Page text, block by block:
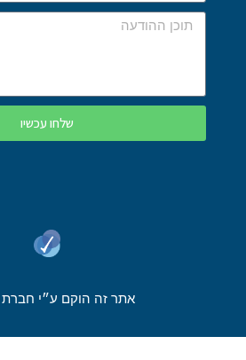
שלחו עכשיו
אתר זה הוקם ע״י